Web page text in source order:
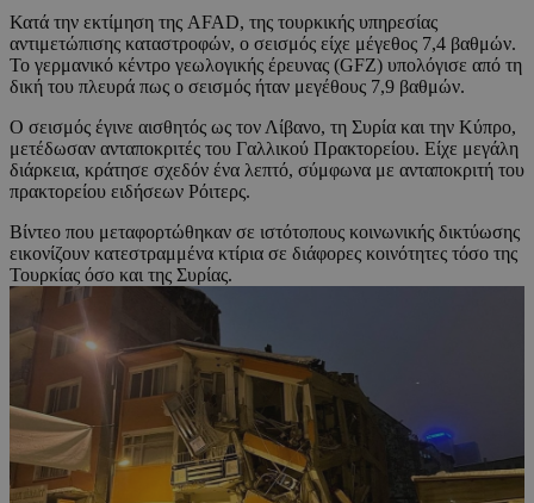
Κατά την εκτίμηση της AFAD, της τουρκικής υπηρεσίας
αντιμετώπισης καταστροφών, ο σεισμός είχε μέγεθος 7,4 βαθμών.
Το γερμανικό κέντρο γεωλογικής έρευνας (GFZ) υπολόγισε από τη
δική του πλευρά πως ο σεισμός ήταν μεγέθους 7,9 βαθμών.
Ο σεισμός έγινε αισθητός ως τον Λίβανο, τη Συρία και την Κύπρο,
μετέδωσαν ανταποκριτές του Γαλλικού Πρακτορείου. Είχε μεγάλη
διάρκεια, κράτησε σχεδόν ένα λεπτό, σύμφωνα με ανταποκριτή του
πρακτορείου ειδήσεων Ρόιτερς.
Βίντεο που μεταφορτώθηκαν σε ιστότοπους κοινωνικής δικτύωσης
εικονίζουν κατεστραμμένα κτίρια σε διάφορες κοινότητες τόσο της
Τουρκίας όσο και της Συρίας.